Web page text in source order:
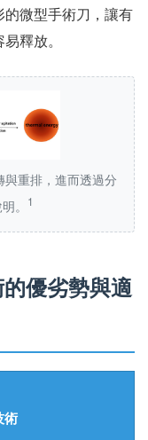
微型手術刀，讓有
釋放。
重排，進而透過分
。
1
優劣勢與適
術